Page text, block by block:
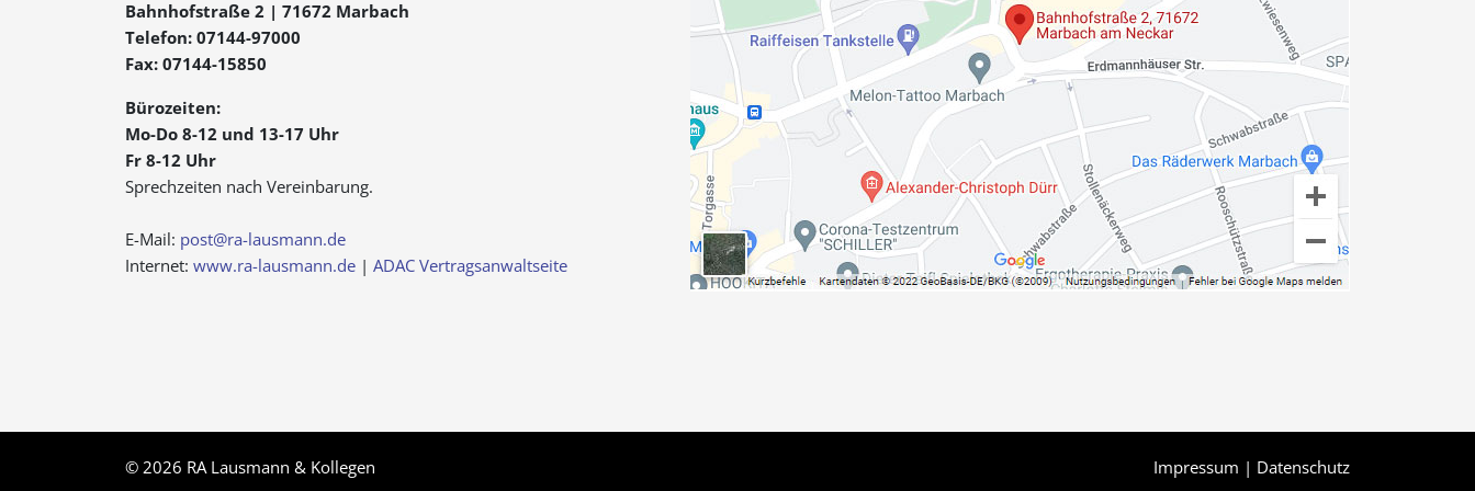
Bahnhofstraße 2 | 71672 Marbach
Telefon: 07144-97000
Fax: 07144-15850
Bürozeiten:
Mo-Do 8-12 und 13-17 Uhr
Fr 8-12 Uhr
Sprechzeiten nach Vereinbarung.
E-Mail: post@ra-lausmann.de
Internet: www.ra-lausmann.de | ADAC Vertragsanwaltseite
© 2026 RA Lausmann & Kollegen Impressum | Datenschutz